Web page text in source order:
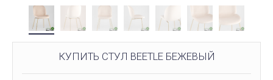
КУПИТЬ СТУЛ BEETLE БЕЖЕВЫЙ